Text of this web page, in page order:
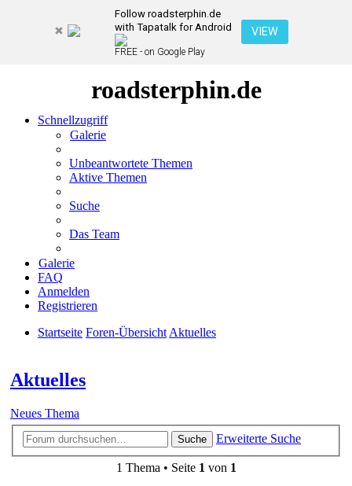
Follow roadsterphin.de
with Tapatalk for Android
FREE - on Google Play
VIEW
roadsterphin.de
Schnellzugriff
Galerie
Unbeantwortete Themen
Aktive Themen
Suche
Das Team
Galerie
FAQ
Anmelden
Registrieren
Startseite Foren-Übersicht Aktuelles
Aktuelles
Neues Thema
Suche Erweiterte Suche
1 Thema • Seite 1 von 1